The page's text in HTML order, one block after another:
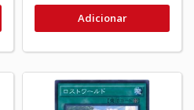
Adicionar